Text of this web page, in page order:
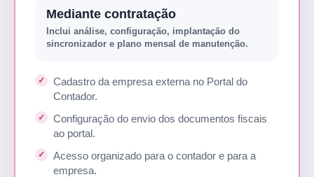
Mediante contratação
Inclui análise, configuração, implantação do
sincronizador e plano mensal de manutenção.
Cadastro da empresa externa no Portal do
Contador.
Configuração do envio dos documentos fiscais
ao portal.
Acesso organizado para o contador e para a
empresa.